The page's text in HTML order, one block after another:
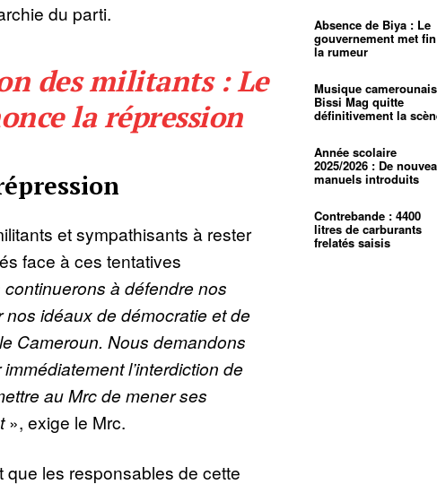
du parti.
des militants : Le
la répression
et sympathisants à rester
face à ces tentatives
continuerons à défendre nos
idéaux de démocratie et de
Cameroun. Nous demandons
l’interdiction de
au Mrc de mener ses
», exige le Mrc.
que les responsables de cette
mentale
à
mettra-
01:12
Mouelle
dernier
voyage
Absence de Biya : Le
gouvernement met
la rumeur
Musique
Bissi Mag quitte
définitivement la
Année scolaire
2025/2026 : De
manuels introduits
Contrebande : 4400
litres de carburants
frelatés saisis